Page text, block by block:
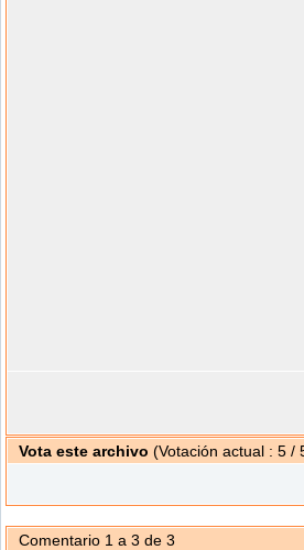
Vota este archivo (Votación actual : 5 /
Comentario 1 a 3 de 3